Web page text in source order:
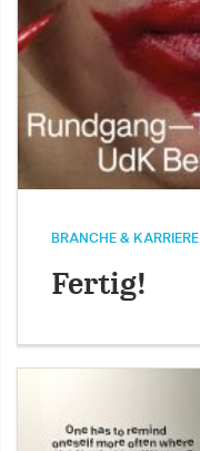
BRANCHE & KARRIERE
Fertig!